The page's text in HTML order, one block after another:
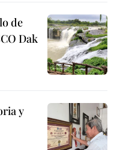
de
Dak
y